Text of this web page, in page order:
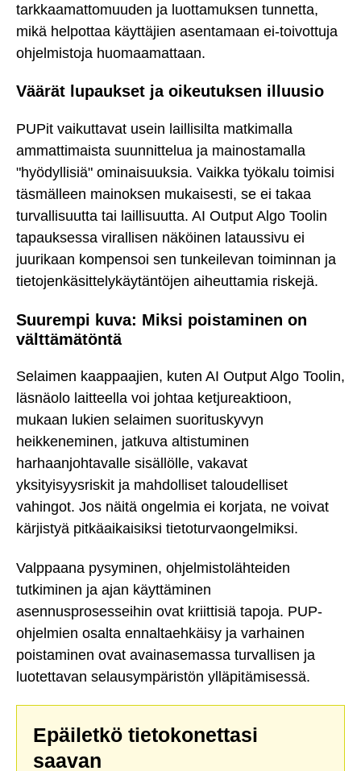
tarkkaamattomuuden ja luottamuksen tunnetta,
mikä helpottaa käyttäjien asentamaan ei-toivottuja
ohjelmistoja huomaamattaan.
Väärät lupaukset ja oikeutuksen illuusio
PUPit vaikuttavat usein laillisilta matkimalla
ammattimaista suunnittelua ja mainostamalla
"hyödyllisiä" ominaisuuksia. Vaikka työkalu toimisi
täsmälleen mainoksen mukaisesti, se ei takaa
turvallisuutta tai laillisuutta. AI Output Algo Toolin
tapauksessa virallisen näköinen lataussivu ei
juurikaan kompensoi sen tunkeilevan toiminnan ja
tietojenkäsittelykäytäntöjen aiheuttamia riskejä.
Suurempi kuva: Miksi poistaminen on
välttämätöntä
Selaimen kaappaajien, kuten AI Output Algo Toolin,
läsnäolo laitteella voi johtaa ketjureaktioon,
mukaan lukien selaimen suorituskyvyn
heikkeneminen, jatkuva altistuminen
harhaanjohtavalle sisällölle, vakavat
yksityisyysriskit ja mahdolliset taloudelliset
vahingot. Jos näitä ongelmia ei korjata, ne voivat
kärjistyä pitkäaikaisiksi tietoturvaongelmiksi.
Valppaana pysyminen, ohjelmistolähteiden
tutkiminen ja ajan käyttäminen
asennusprosesseihin ovat kriittisiä tapoja. PUP-
ohjelmien osalta ennaltaehkäisy ja varhainen
poistaminen ovat avainasemassa turvallisen ja
luotettavan selausympäristön ylläpitämisessä.
Epäiletkö tietokonettasi
saavan